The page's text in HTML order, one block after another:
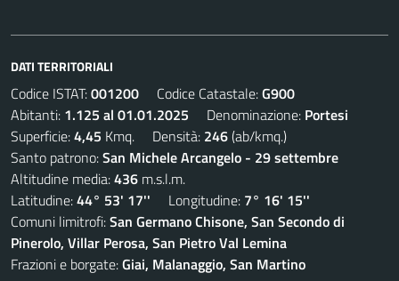
DATI TERRITORIALI
Codice ISTAT:001200 Codice Catastale:G900
Abitanti: 1.125 al 01.01.2025 Denominazione: Portesi
Superficie:4,45 Kmq. Densità: 246(ab/kmq.)
Santo patrono:San Michele Arcangelo - 29 settembre
Altitudine media:436 m.s.l.m.
Latitudine:44° 53' 17'' Longitudine: 7° 16' 15''
Comuni limitrofi:San Germano Chisone, San Secondo di
Pinerolo, Villar Perosa, San Pietro Val Lemina
Frazioni e borgate:Giai, Malanaggio, San Martino